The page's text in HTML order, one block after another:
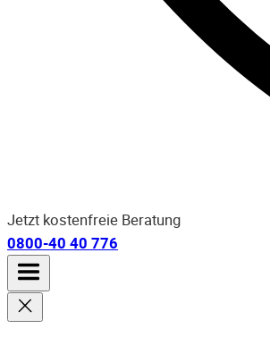
Jetzt kostenfreie Beratung
0800-40 40 776